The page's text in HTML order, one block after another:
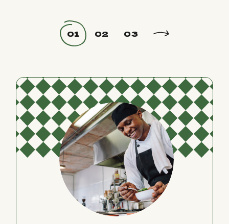
Posts
pagination
01 02 03